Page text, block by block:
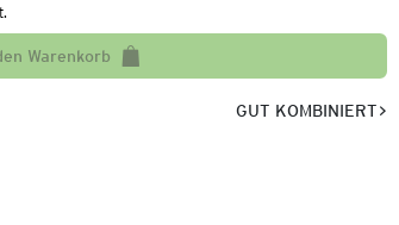
Warenkorb
GUT KOMBINIERT